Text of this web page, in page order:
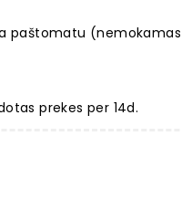
paštomatu (nemokamas
prekes per 14d.